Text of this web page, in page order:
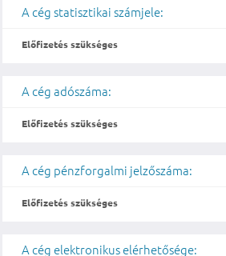
A cég statisztikai számjele:
Előfizetés szükséges
A cég adószáma:
Előfizetés szükséges
A cég pénzforgalmi jelzőszáma:
Előfizetés szükséges
A cég elektronikus elérhetősége: